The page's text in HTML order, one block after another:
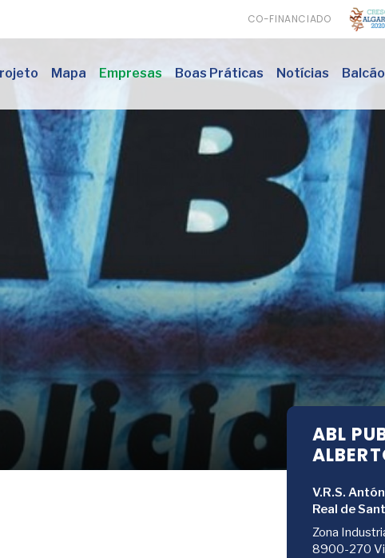
CO-FINANCIADO
Mapa Empresas Boas Práticas Notícias Balcão
ABL
V.R.S.
Real de
Zona
8900-270